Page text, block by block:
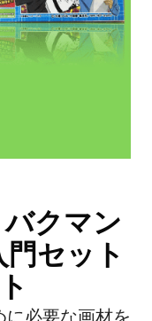
バクマン
セット
必要な画材を